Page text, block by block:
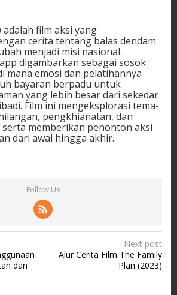
adalah film aksi yang
cerita tentang balas dendam
menjadi misi nasional.
digambarkan sebagai sosok
mana emosi dan pelatihannya
bayaran berpadu untuk
yang lebih besar dari sekedar
Film ini mengeksplorasi tema-
pengkhianatan, dan
memberikan penonton aksi
dari awal hingga akhir.
Follow Us
dan
Next post
Alur Cerita Film The Family
Plan (2023)